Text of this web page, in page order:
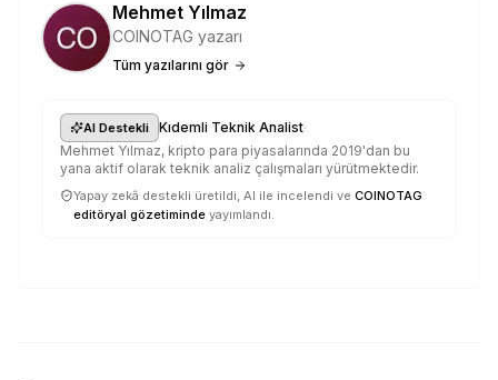
Mehmet Yılmaz
COINOTAG yazarı
Tüm yazılarını gör
AI Destekli Kıdemli Teknik Analist·
Mehmet Yılmaz, kripto para piyasalarında 2019'dan bu
yana aktif olarak teknik analiz çalışmaları yürütmektedir.
Yapay zekâ destekli üretildi, AI ile incelendi ve COINOTAG
editöryal gözetiminde yayımlandı.